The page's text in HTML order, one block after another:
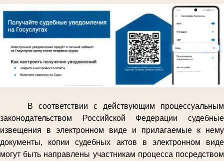
В соответствии с действующим процессуальным
законодательством Российской Федерации судебные
извещения в электронном виде и прилагаемые к нему
документы, копии судебных актов в электронном виде
могут быть направлены участникам процесса посредством